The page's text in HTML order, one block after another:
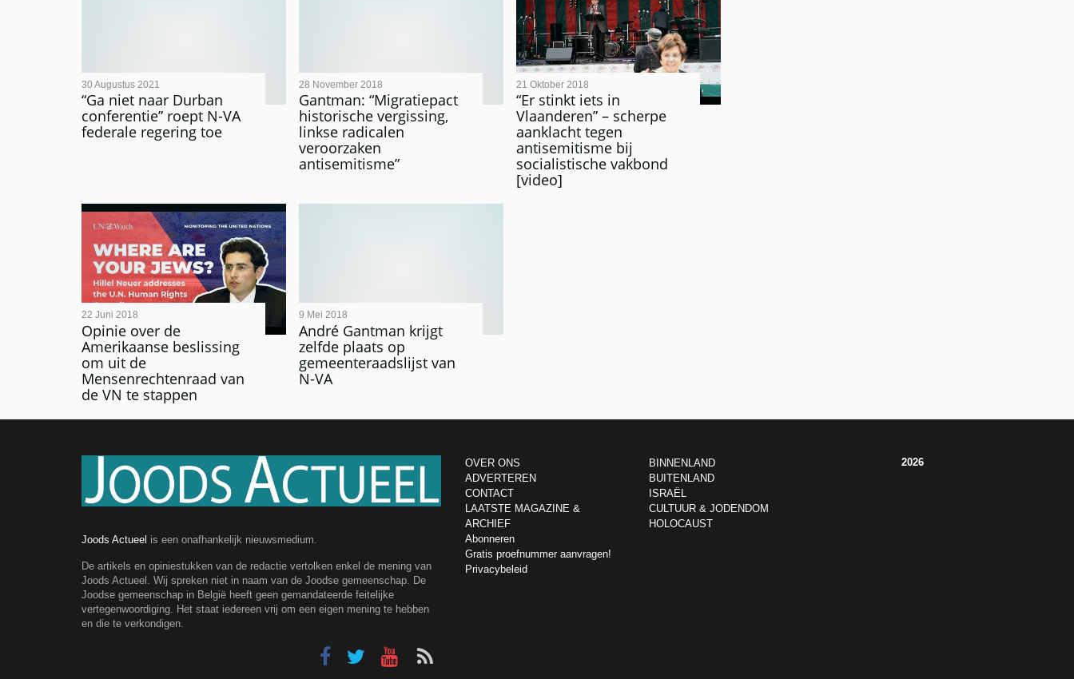
“Ga niet naar Durban
conferentie” roept N-VA
federale regering toe
30 Augustus 2021
Gantman: “Migratiepact
historische vergissing,
linkse radicalen
veroorzaken
antisemitisme”
28 November 2018
“Er stinkt iets in
Vlaanderen” – scherpe
aanklacht tegen
antisemitisme bij
socialistische vakbond
[video]
21 Oktober 2018
Opinie over de
Amerikaanse beslissing
om uit de
Mensenrechtenraad van
de VN te stappen
22 Juni 2018
André Gantman krijgt
zelfde plaats op
gemeenteraadslijst van
N-VA
9 Mei 2018
Joods Actueel is een onafhankelijk nieuwsmedium.
De artikels en opiniestukken van de redactie vertolken enkel de mening van
Joods Actueel. Wij spreken niet in naam van de Joodse gemeenschap. De
Joodse gemeenschap in België heeft geen gemandateerde feitelijke
vertegenwoordiging. Het staat iedereen vrij om een eigen mening te hebben
en die te verkondigen.
OVER ONS
ADVERTEREN
CONTACT
LAATSTE MAGAZINE &
ARCHIEF
Abonneren
Gratis proefnummer aanvragen!
Privacybeleid
BINNENLAND
BUITENLAND
ISRAËL
CULTUUR & JODENDOM
HOLOCAUST
2026